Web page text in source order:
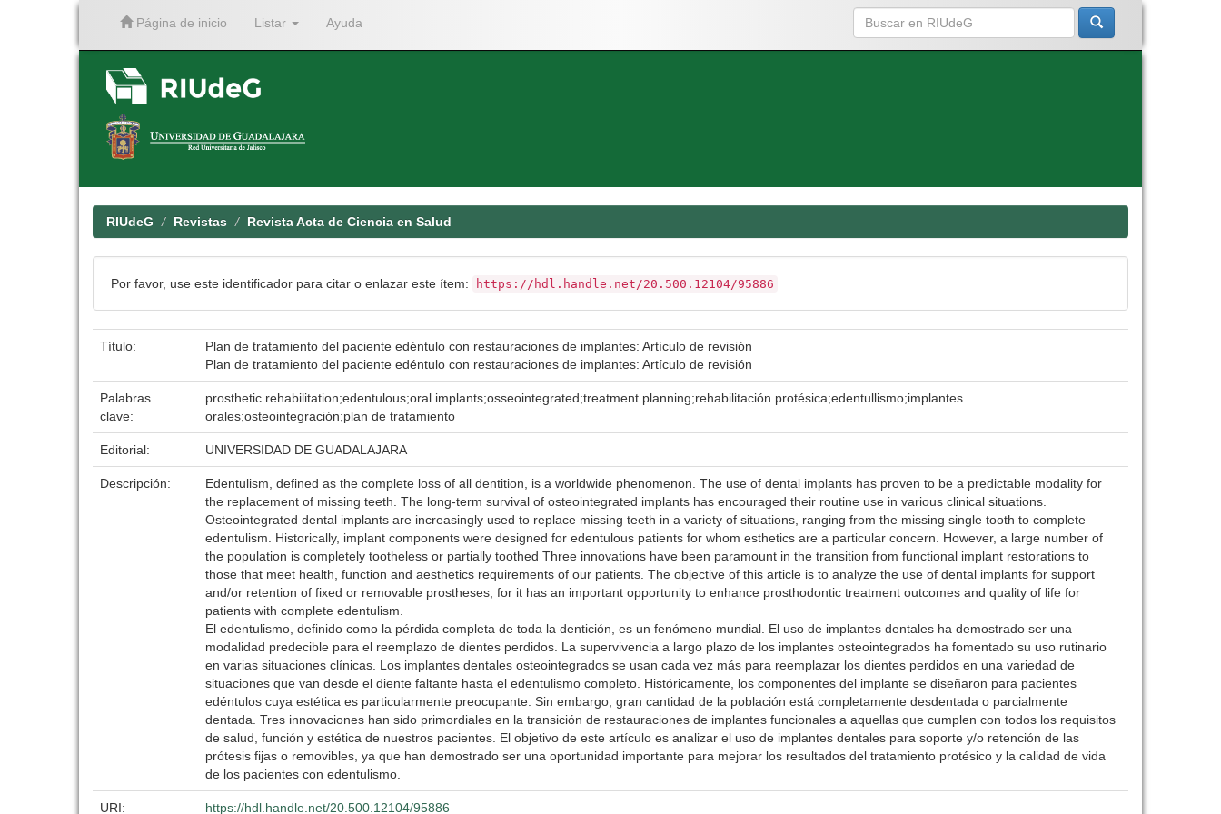
Página de inicio Listar Ayuda
RIUdeG Revistas Revista Acta de Ciencia en Salud
Por favor, use este identificador para citar o enlazar este ítem: https://hdl.handle.net/20.500.12104/95886
Título:
Plan de tratamiento del paciente edéntulo con restauraciones de implantes: Artículo de revisión
Plan de tratamiento del paciente edéntulo con restauraciones de implantes: Artículo de revisión
Palabras
clave:
prosthetic rehabilitation;edentulous;oral implants;osseointegrated;treatment planning;rehabilitación protésica;edentullismo;implantes
orales;osteointegración;plan de tratamiento
Editorial: UNIVERSIDAD DE GUADALAJARA
Descripción:
Edentulism, defined as the complete loss of all dentition, is a worldwide phenomenon. The use of dental implants has proven to be a predictable modality for
the replacement of missing teeth. The long-term survival of osteointegrated implants has encouraged their routine use in various clinical situations.
Osteointegrated dental implants are increasingly used to replace missing teeth in a variety of situations, ranging from the missing single tooth to complete
edentulism. Historically, implant components were designed for edentulous patients for whom esthetics are a particular concern. However, a large number of
the population is completely tootheless or partially toothed Three innovations have been paramount in the transition from functional implant restorations to
those that meet health, function and aesthetics requirements of our patients. The objective of this article is to analyze the use of dental implants for support
and/or retention of fixed or removable prostheses, for it has an important opportunity to enhance prosthodontic treatment outcomes and quality of life for
patients with complete edentulism.
El edentulismo, definido como la pérdida completa de toda la dentición, es un fenómeno mundial. El uso de implantes dentales ha demostrado ser una
modalidad predecible para el reemplazo de dientes perdidos. La supervivencia a largo plazo de los implantes osteointegrados ha fomentado su uso rutinario
en varias situaciones clínicas. Los implantes dentales osteointegrados se usan cada vez más para reemplazar los dientes perdidos en una variedad de
situaciones que van desde el diente faltante hasta el edentulismo completo. Históricamente, los componentes del implante se diseñaron para pacientes
edéntulos cuya estética es particularmente preocupante. Sin embargo, gran cantidad de la población está completamente desdentada o parcialmente
dentada. Tres innovaciones han sido primordiales en la transición de restauraciones de implantes funcionales a aquellas que cumplen con todos los requisitos
de salud, función y estética de nuestros pacientes. El objetivo de este artículo es analizar el uso de implantes dentales para soporte y/o retención de las
prótesis fijas o removibles, ya que han demostrado ser una oportunidad importante para mejorar los resultados del tratamiento protésico y la calidad de vida
de los pacientes con edentulismo.
URI: https://hdl.handle.net/20.500.12104/95886